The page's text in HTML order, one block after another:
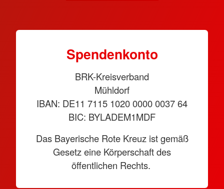
Spendenkonto
BRK-Kreisverband
Mühldorf
IBAN: DE11 7115 1020 0000 0037 64
BIC: BYLADEM1MDF
Das Bayerische Rote Kreuz ist gemäß
Gesetz eine Körperschaft des
öffentlichen Rechts.